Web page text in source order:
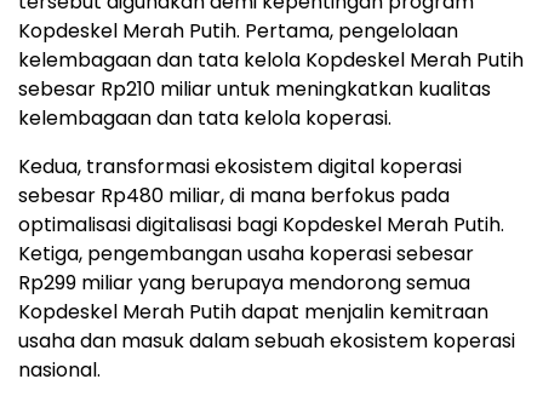
Kopdeskel Merah Putih. Pertama, pengelolaan
kelembagaan dan tata kelola Kopdeskel Merah Putih
sebesar Rp210 miliar untuk meningkatkan kualitas
kelembagaan dan tata kelola koperasi.
Kedua, transformasi ekosistem digital koperasi
sebesar Rp480 miliar, di mana berfokus pada
optimalisasi digitalisasi bagi Kopdeskel Merah Putih.
Ketiga, pengembangan usaha koperasi sebesar
Rp299 miliar yang berupaya mendorong semua
Kopdeskel Merah Putih dapat menjalin kemitraan
usaha dan masuk dalam sebuah ekosistem koperasi
nasional.